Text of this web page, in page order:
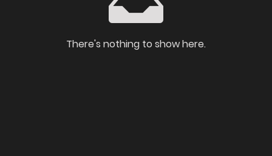
There's nothing to show here.